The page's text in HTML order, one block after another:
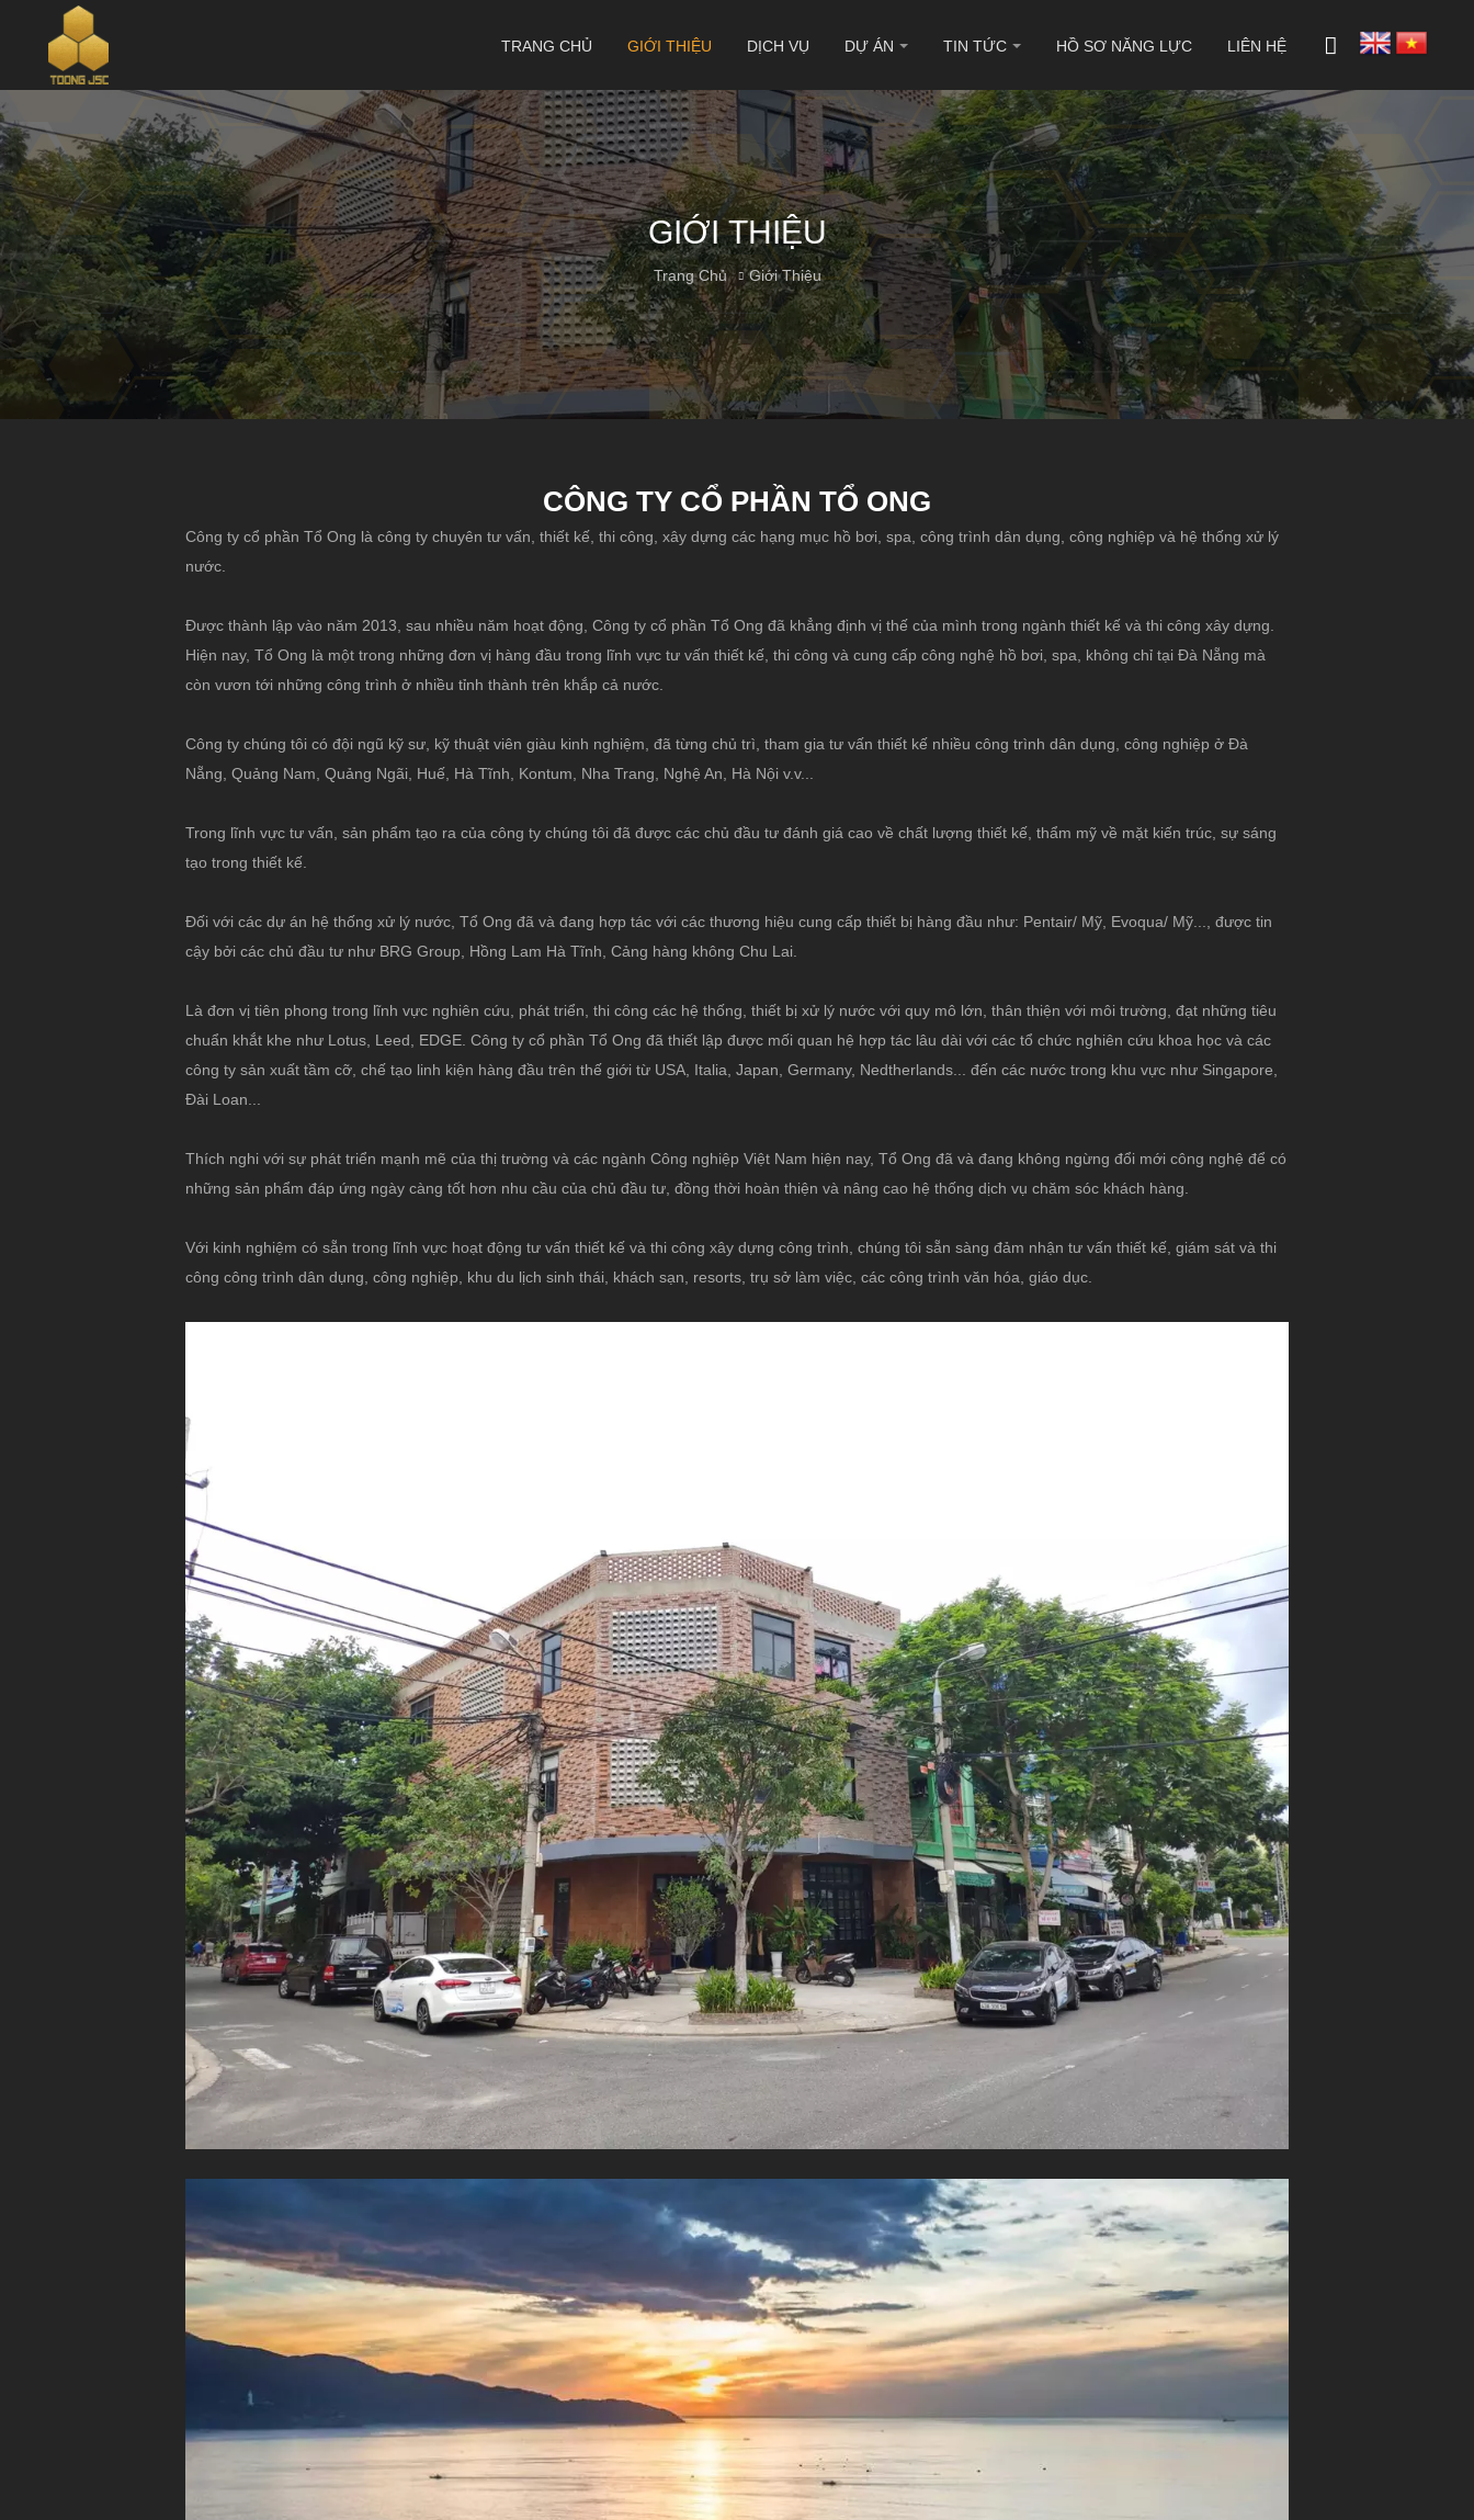
TRANG CHỦ GIỚI THIỆU DỊCH VỤ DỰ ÁN TIN TỨC HỒ SƠ NĂNG LỰC LIÊN HỆ
GIỚI THIỆU
Trang Chủ Giới Thiệu
CÔNG TY CỔ PHẦN TỔ ONG
Công ty cổ phần Tổ Ong là công ty chuyên tư vấn, thiết kế, thi công, xây dựng các hạng mục hồ bơi, spa, công trình dân dụng, công nghiệp và hệ thống xử lý
nước.
Được thành lập vào năm 2013, sau nhiều năm hoạt động, Công ty cổ phần Tổ Ong đã khẳng định vị thế của mình trong ngành thiết kế và thi công xây dựng.
Hiện nay, Tổ Ong là một trong những đơn vị hàng đầu trong lĩnh vực tư vấn thiết kế, thi công và cung cấp công nghệ hồ bơi, spa, không chỉ tại Đà Nẵng mà
còn vươn tới những công trình ở nhiều tỉnh thành trên khắp cả nước.
Công ty chúng tôi có đội ngũ kỹ sư, kỹ thuật viên giàu kinh nghiệm, đã từng chủ trì, tham gia tư vấn thiết kế nhiều công trình dân dụng, công nghiệp ở Đà
Nẵng, Quảng Nam, Quảng Ngãi, Huế, Hà Tĩnh, Kontum, Nha Trang, Nghệ An, Hà Nội v.v...
Trong lĩnh vực tư vấn, sản phẩm tạo ra của công ty chúng tôi đã được các chủ đầu tư đánh giá cao về chất lượng thiết kế, thẩm mỹ về mặt kiến trúc, sự sáng
tạo trong thiết kế.
Đối với các dự án hệ thống xử lý nước, Tổ Ong đã và đang hợp tác với các thương hiệu cung cấp thiết bị hàng đầu như: Pentair/ Mỹ, Evoqua/ Mỹ..., được tin
cậy bởi các chủ đầu tư như BRG Group, Hồng Lam Hà Tĩnh, Cảng hàng không Chu Lai.
Là đơn vị tiên phong trong lĩnh vực nghiên cứu, phát triển, thi công các hệ thống, thiết bị xử lý nước với quy mô lớn, thân thiện với môi trường, đạt những tiêu
chuẩn khắt khe như Lotus, Leed, EDGE. Công ty cổ phần Tổ Ong đã thiết lập được mối quan hệ hợp tác lâu dài với các tổ chức nghiên cứu khoa học và các
công ty sản xuất tầm cỡ, chế tạo linh kiện hàng đầu trên thế giới từ USA, Italia, Japan, Germany, Nedtherlands... đến các nước trong khu vực như Singapore,
Đài Loan...
Thích nghi với sự phát triển mạnh mẽ của thị trường và các ngành Công nghiệp Việt Nam hiện nay, Tổ Ong đã và đang không ngừng đổi mới công nghệ để có
những sản phẩm đáp ứng ngày càng tốt hơn nhu cầu của chủ đầu tư, đồng thời hoàn thiện và nâng cao hệ thống dịch vụ chăm sóc khách hàng.
Với kinh nghiệm có sẵn trong lĩnh vực hoạt động tư vấn thiết kế và thi công xây dựng công trình, chúng tôi sẵn sàng đảm nhận tư vấn thiết kế, giám sát và thi
công công trình dân dụng, công nghiệp, khu du lịch sinh thái, khách sạn, resorts, trụ sở làm việc, các công trình văn hóa, giáo dục.